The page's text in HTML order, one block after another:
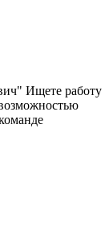
Ищете работу